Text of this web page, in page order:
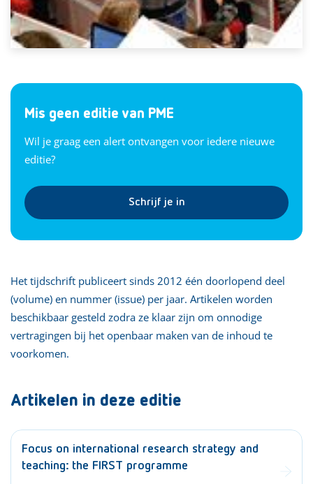
Mis geen editie van PME
Wil je graag een alert ontvangen voor iedere nieuwe
editie?
Schrijf je in
Het tijdschrift publiceert sinds 2012 één doorlopend deel
(volume) en nummer (issue) per jaar. Artikelen worden
beschikbaar gesteld zodra ze klaar zijn om onnodige
vertragingen bij het openbaar maken van de inhoud te
voorkomen.
Artikelen in deze editie
Focus on international research strategy and
teaching: the FIRST programme